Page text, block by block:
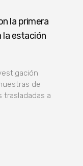
la primera
la estación
de
trasladadas a